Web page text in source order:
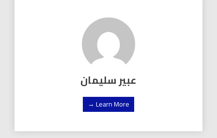
عبير سليمان
Learn More →